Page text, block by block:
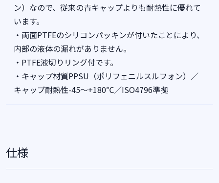
ン）なので、従来の青キャップよりも耐熱性に優れて
います。
・両面PTFEのシリコンパッキンが付いたことにより、
内部の液体の漏れがありません。
・PTFE液切りリング付です。
・キャップ材質PPSU（ポリフェニルスルフォン）／
キャップ耐熱性-45～+180℃／ISO4796準拠
仕様